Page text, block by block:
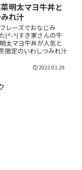
菜明太マヨ牛丼と
れ汁
レーズでおなじみ
(^-^)すき家さんの牛
太マヨ牛丼が人気と
限定のいわしつみれ汁
2022.01.29